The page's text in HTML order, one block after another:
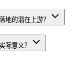
地的潜在上游？
际意义？